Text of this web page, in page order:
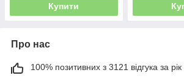
Купити
Про нас
100% позитивних з 3121 відгука за рік